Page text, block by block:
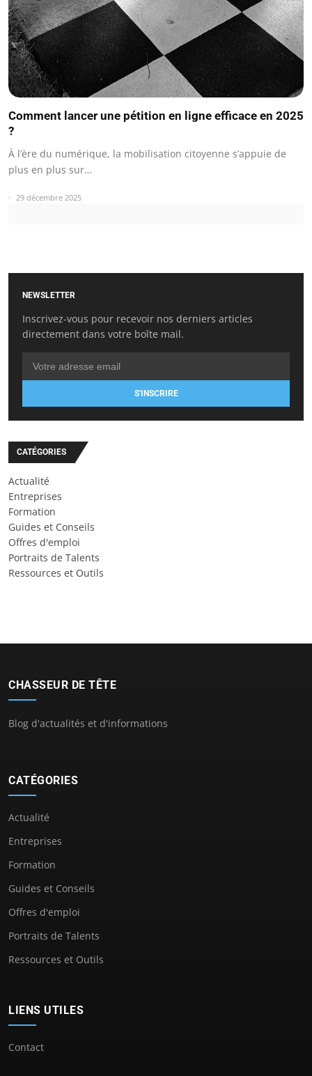
Comment lancer une pétition en ligne efficace en 2025
?
À l’ère du numérique, la mobilisation citoyenne s’appuie de
plus en plus sur…
29 décembre 2025
NEWSLETTER
Inscrivez-vous pour recevoir nos derniers articles
directement dans votre boîte mail.
S'INSCRIRE
CATÉGORIES
Actualité
Entreprises
Formation
Guides et Conseils
Offres d'emploi
Portraits de Talents
Ressources et Outils
CHASSEUR DE TÊTE
Blog d'actualités et d'informations
CATÉGORIES
Actualité
Entreprises
Formation
Guides et Conseils
Offres d'emploi
Portraits de Talents
Ressources et Outils
LIENS UTILES
Contact